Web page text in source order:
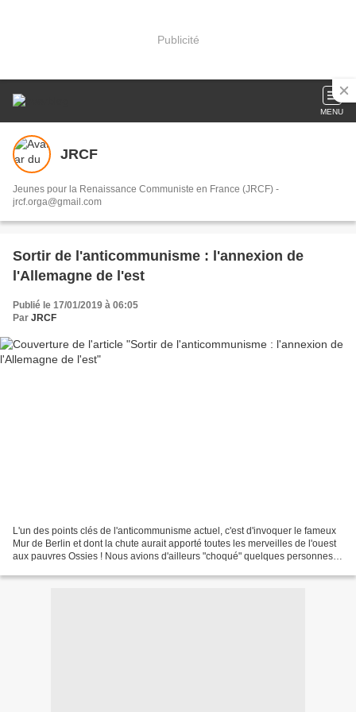
Publicité
MENU
JRCF
Jeunes pour la Renaissance Communiste en France (JRCF) -
jrcf.orga@gmail.com
Sortir de l'anticommunisme : l'annexion de
l'Allemagne de l'est
Publié le 17/01/2019 à 06:05
Par JRCF
L'un des points clés de l'anticommunisme actuel, c'est d'invoquer le fameux
Mur de Berlin et dont la chute aurait apporté toutes les merveilles de l'ouest
aux pauvres Ossies ! Nous avions d'ailleurs "choqué" quelques personnes